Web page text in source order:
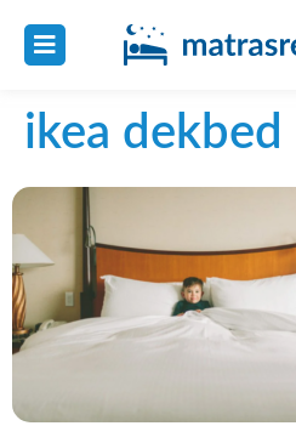
ikea dekbed